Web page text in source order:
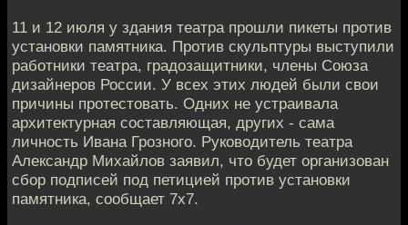
11 и 12 июля у здания театра прошли пикеты против
установки памятника. Против скульптуры выступили
работники театра, градозащитники, члены Союза
дизайнеров России. У всех этих людей были свои
причины протестовать. Одних не устраивала
архитектурная составляющая, других - сама
личность Ивана Грозного. Руководитель театра
Александр Михайлов заявил, что будет организован
сбор подписей под петицией против установки
памятника, сообщает 7х7.